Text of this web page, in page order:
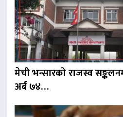
मेची भन्सारको राजस्व
अर्ब ७४…